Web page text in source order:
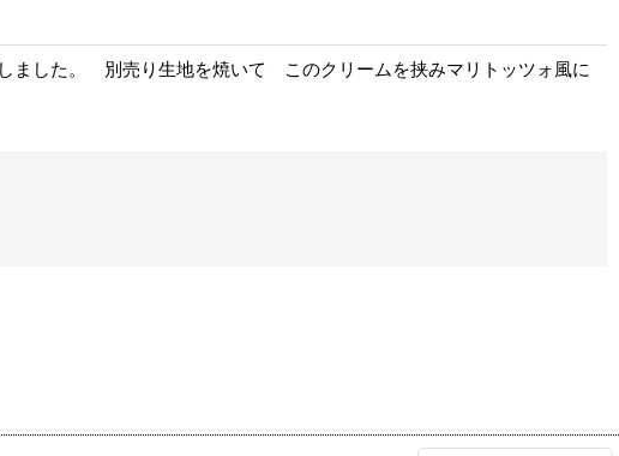
ました。 別売り生地を焼いて このクリームを挟みマリトッツォ風に